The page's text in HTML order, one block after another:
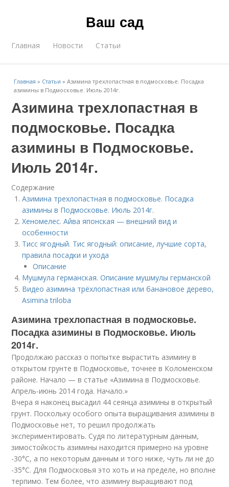
Ваш сад
Главная Новости Статьи
Главная » Статьи »Азимина трехлопастная в подмосковье. Посадка
азимины в Подмосковье. Июль 2014г.
Азимина трехлопастная в
подмосковье. Посадка
азимины в Подмосковье.
Июль 2014г.
Содержание
Азимина трехлопастная в подмосковье. Посадка
азимины в Подмосковье. Июль 2014г.
Хеномелес. Айва японская — внешний вид и
особенности
Тисс ягодный. Тис ягодный: описание, лучшие сорта,
правила посадки и ухода
Описание
Мушмула германская. Описание мушмулы германской
Видео азимина трёхлопастная или банановое дерево,
Asimina triloba
Азимина трехлопастная в подмосковье.
Посадка азимины в Подмосковье. Июль
2014г.
Продолжаю рассказ о попытке вырастить азимину в
открытом грунте в Подмосковье, точнее в Коломенском
районе. Начало — в статье «Азимина в Подмосковье.
Апрель-июнь 2014 года. Начало.»
Вчера я наконец высадил 44 сеянца азимины в открытый
грунт. Поскольку особого опыта выращивания азимины в
Подмосковье нет, то решил продолжать
экспериментировать. Судя по литературным данным,
зимостойкость азимины находится примерно на уровне
-30°С, а по некоторым данным и того ниже, чуть ли не до
-35°С. Для Подмосковья это хоть и на пределе, но вполне
терпимо. Тем более, что азимину выращивают под